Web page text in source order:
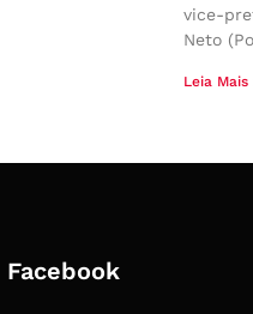
vice-
Neto
Leia Mais
Facebook